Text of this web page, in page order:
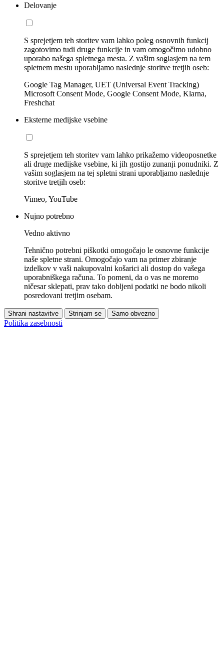
Delovanje
S sprejetjem teh storitev vam lahko poleg osnovnih funkcij
zagotovimo tudi druge funkcije in vam omogočimo udobno
uporabo našega spletnega mesta. Z vašim soglasjem na tem
spletnem mestu uporabljamo naslednje storitve tretjih oseb:
Google Tag Manager, UET (Universal Event Tracking)
Microsoft Consent Mode, Google Consent Mode, Klarna,
Freshchat
Eksterne medijske vsebine
S sprejetjem teh storitev vam lahko prikažemo videoposnetke
ali druge medijske vsebine, ki jih gostijo zunanji ponudniki. Z
vašim soglasjem na tej spletni strani uporabljamo naslednje
storitve tretjih oseb:
Vimeo, YouTube
Nujno potrebno
Vedno aktivno
Tehnično potrebni piškotki omogočajo le osnovne funkcije
naše spletne strani. Omogočajo vam na primer zbiranje
izdelkov v vaši nakupovalni košarici ali dostop do vašega
uporabniškega računa. To pomeni, da o vas ne moremo
ničesar sklepati, prav tako dobljeni podatki ne bodo nikoli
posredovani tretjim osebam.
Shrani nastavitve Strinjam se Samo obvezno
Politika zasebnosti